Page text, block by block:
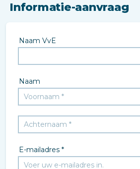
Informatie-aanvraag
Naam VvE
Naam
E-mailadres *